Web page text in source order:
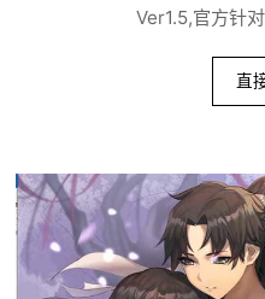
Ver1.5,官方针
直